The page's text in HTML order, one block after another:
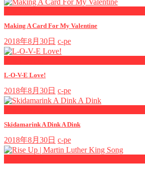
Making A Card For My Valentine
2018年8月30日 c-pe
L-O-V-E Love!
2018年8月30日 c-pe
Skidamarink A Dink A Dink
2018年8月30日 c-pe